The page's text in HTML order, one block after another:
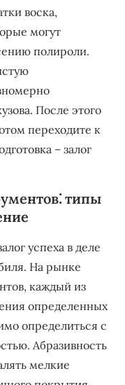
воска‚
могут
полироли.
После этого
переходите к
– залог
типы
успеха в деле
На рынке
каждый из
определенных
определиться с
Абразивность
мелкие